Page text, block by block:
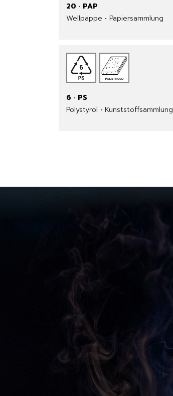
20 · PAP
Wellpappe • Papiersammlung
6 · PS
Polystyrol • Kunststoffsammlung